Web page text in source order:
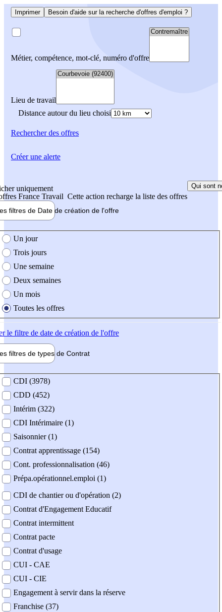
Imprimer Besoin d'aide sur la recherche d'offres d'emploi ?
Métier, compétence, mot-clé, numéro d'offre
Lieu de travail
Distance autour du lieu choisi
Rechercherdes offres
uniquement
France Travail Cette action recharge la liste des offres
Qui sont
filtres de Date de création de l'offre
création de l'offre
Un jour
Trois jours
Une semaine
Deux semaines
Un mois
Toutes les offres
le filtre de date de création de l'offre
filtres de types de Contrat
contrat
CDI (3978)
CDD (452)
Intérim (322)
CDI Intérimaire (1)
Saisonnier (1)
Contrat apprentissage (154)
Cont. professionnalisation (46)
Prépa.opérationnel.emploi (1)
CDI de chantier ou d'opération (2)
Contrat d'Engagement Educatif
Contrat intermittent
Contrat pacte
Contrat d'usage
CUI - CAE
CUI - CIE
Engagement à servir dans la réserve
Franchise (37)
Créer une alerte